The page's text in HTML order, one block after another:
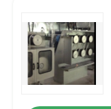
Sobre nós